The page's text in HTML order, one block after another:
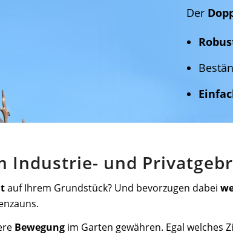
Der
Industrie- und
auf Ihrem Grundstück? Und bevorzugen dabei
Bewegung im Garten gewähren. Egal welches